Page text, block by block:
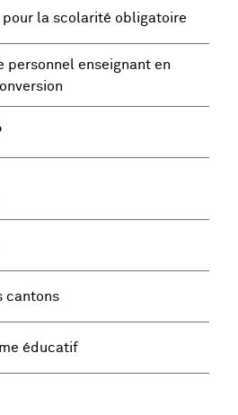
la scolarité obligatoire
personnel enseignant en
cantons
éducatif